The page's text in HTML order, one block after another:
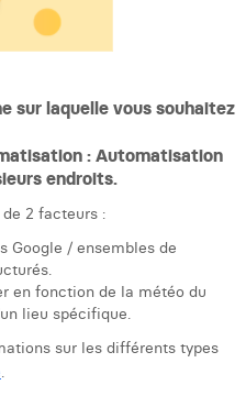
sur laquelle vous souhaitez
: Automatisation
endroits.
2 facteurs :
Google / ensembles de
en fonction de la météo du
lieu spécifique.
sur les différents types
.